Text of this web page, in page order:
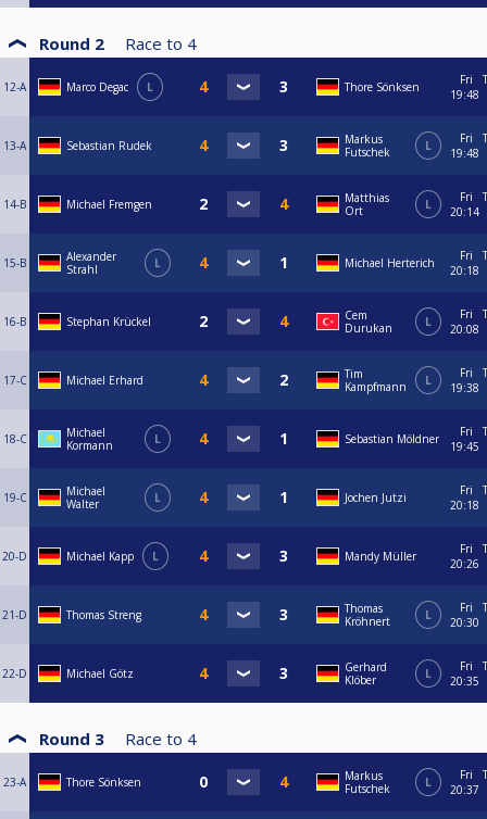
Round 2 Race to 4
12-A Marco Degac L Thore Sönksen
Fri
19:48
13-A Sebastian Rudek
Markus
Futschek
L
Fri
19:48
14-B Michael Fremgen
Matthias
Ort
L
Fri
20:14
15-B
Alexander
Strahl
L Michael Herterich
Fri
20:18
16-B Stephan Krückel
Cem
Durukan
L
Fri
20:08
17-C Michael Erhard
Tim
Kampfmann
L
Fri
19:38
18-C
Michael
Kormann
L Sebastian Möldner
Fri
19:45
19-C
Michael
Walter
L Jochen Jutzi
Fri
20:18
20-D Michael Kapp L Mandy Müller
Fri
20:26
21-D Thomas Streng
Thomas
Kröhnert
L
Fri
20:30
22-D Michael Götz
Gerhard
Klöber
L
Fri
20:35
Round 3 Race to 4
23-A Thore Sönksen
Markus
Futschek
L
Fri
20:37